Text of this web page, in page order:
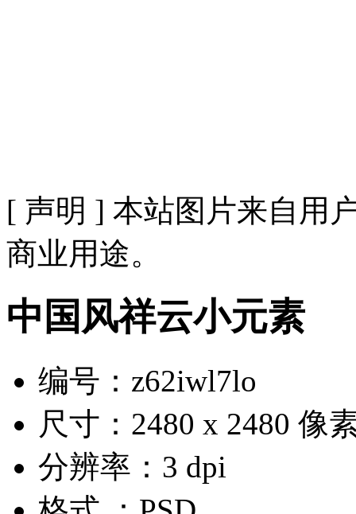
[ 声明 ] 本站图片来自用
商业用途。
中国风祥云小元素
编号：z62iwl7lo
尺寸：2480 x 2480 像
分辨率：3 dpi